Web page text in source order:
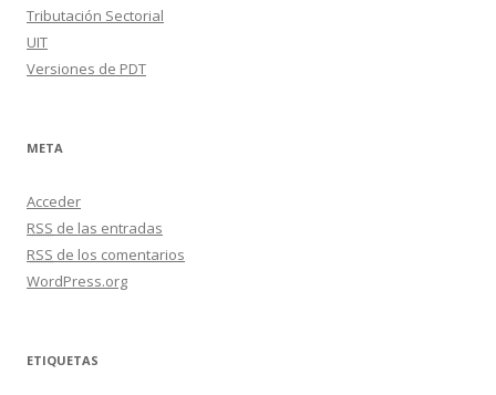
Tributación Sectorial
UIT
Versiones de PDT
META
Acceder
RSS de las entradas
RSS de los comentarios
WordPress.org
ETIQUETAS